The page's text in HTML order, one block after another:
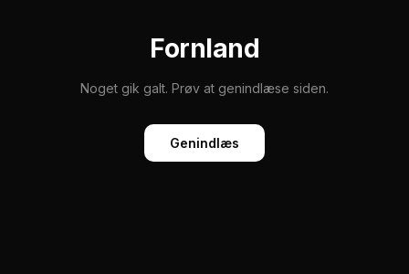
Fornland
Noget gik galt. Prøv at genindlæse siden.
Genindlæs